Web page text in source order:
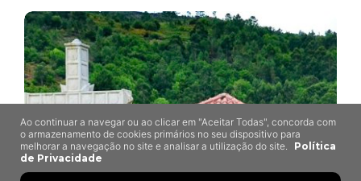
Ao continuar a navegar ou ao clicar em "Aceitar Todas", concorda com
o armazenamento de cookies primários no seu dispositivo para
melhorar a navegação no site e analisar a utilização do site.
Política
de Privacidade